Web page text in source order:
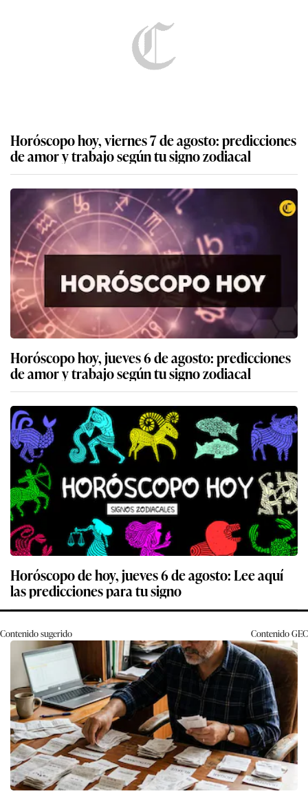
Horóscopo hoy, viernes 7 de agosto: predicciones
de amor y trabajo según tu signo zodiacal
Horóscopo hoy, jueves 6 de agosto: predicciones
de amor y trabajo según tu signo zodiacal
Horóscopo de hoy, jueves 6 de agosto: Lee aquí
las predicciones para tu signo
Contenido sugerido ContenidoGEC